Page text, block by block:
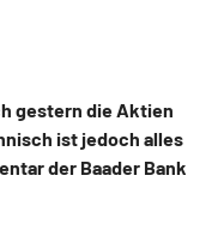
gestern die Aktien
ist jedoch alles
der Baader Bank